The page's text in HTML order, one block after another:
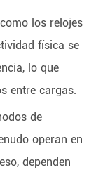
los relojes
física se
lo que
entre cargas.
de
operan en
dependen